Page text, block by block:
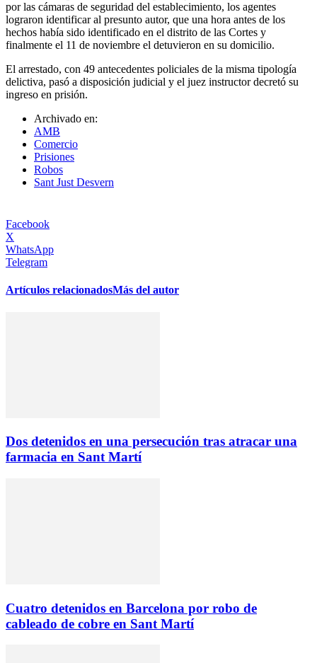
por las cámaras de seguridad del establecimiento, los agentes
lograron identificar al presunto autor, que una hora antes de los
hechos había sido identificado en el distrito de las Cortes y
finalmente el 11 de noviembre el detuvieron en su domicilio.
El arrestado, con 49 antecedentes policiales de la misma tipología
delictiva, pasó a disposición judicial y el juez instructor decretó su
ingreso en prisión.
Archivado en:
AMB
Comercio
Prisiones
Robos
Sant Just Desvern
Facebook
X
WhatsApp
Telegram
Artículos relacionadosMás del autor
Dos detenidos en una persecución tras atracar una
farmacia en Sant Martí
Cuatro detenidos en Barcelona por robo de
cableado de cobre en Sant Martí